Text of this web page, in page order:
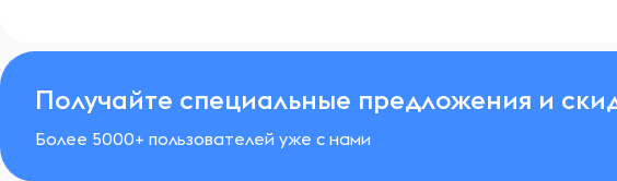
Получайте специальные предложения и
Более 5000+ пользователей уже с нами